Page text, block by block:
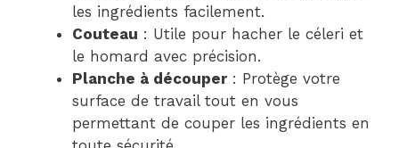
les ingrédients facilement.
Couteau : Utile pour hacher le céleri et
le homard avec précision.
Planche à découper: Protège votre
surface de travail tout en vous
permettant de couper les ingrédients en